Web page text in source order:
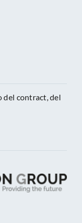
del contract, del